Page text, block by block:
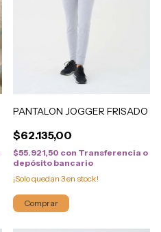
PANTALON JOGGER FRISADO
$62.135,00
$55.921,50 con Transferencia o
depósito bancario
¡Solo quedan 3en stock!
Comprar